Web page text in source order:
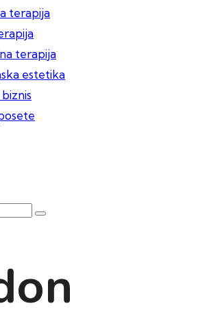
terapija
terapija
estetika